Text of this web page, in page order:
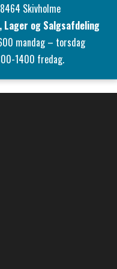
8464 Skivholme
og Salgsafdeling
mandag – torsdag
1400 fredag.